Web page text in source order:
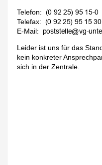
Telefon:
Telefax:
E-Mail:
Leider ist uns für das
kein konkreter
sich in der Zentrale.